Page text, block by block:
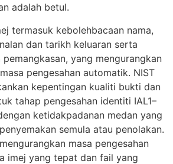
adalah betul.
termasuk kebolehbacaan nama,
dan tarikh keluaran serta
yang mengurangkan
pengesahan automatik. NIST
kepentingan kualiti bukti dan
tahap pengesahan identiti IAL1–
ketidakpadanan medan yang
semula atau penolakan.
masa pengesahan
imej yang tepat dan fail yang